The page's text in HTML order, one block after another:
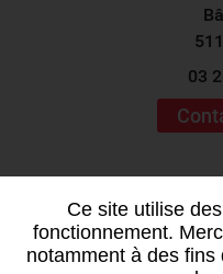
Ce site utilise
fonctionnement.
notamment à des
03